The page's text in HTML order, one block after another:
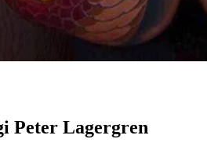
Peter Lagergren